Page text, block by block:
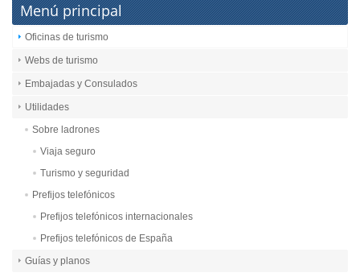
Menú principal
Oficinas de turismo
Webs de turismo
Embajadas y Consulados
Utilidades
Sobre ladrones
Viaja seguro
Turismo y seguridad
Prefijos telefónicos
Prefijos telefónicos internacionales
Prefijos telefónicos de España
Guías y planos